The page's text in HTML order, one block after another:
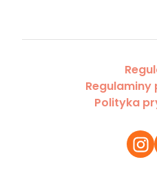
Polityka